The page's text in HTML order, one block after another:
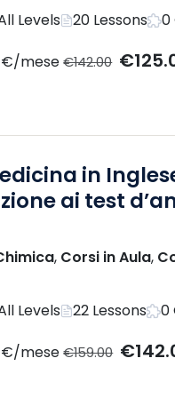
Levels 20 Lessons 0
€/mese €142.00
in
ai test
, Corsi in Aula,
Levels 22 Lessons 0
€/mese €159.00